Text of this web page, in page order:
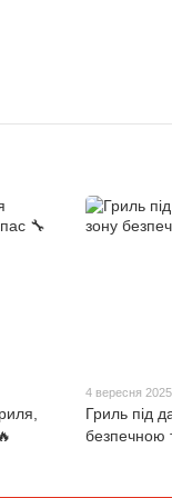
4 вересня 2025
Гриль під
безпечною